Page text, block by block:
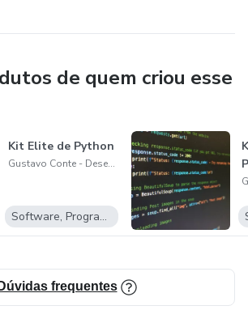
de quem criou esse
Kit Elite de Python
Gustavo Conte - Desenvolvedor Web!
Software, Programas para baixar
Dúvidas frequentes